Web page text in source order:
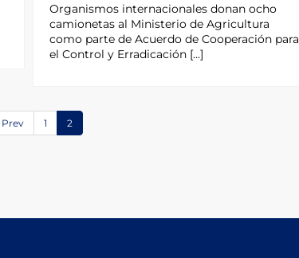
Organismos internacionales donan ocho
camionetas al Ministerio de Agricultura
como parte de Acuerdo de Cooperación para
el Control y Erradicación […]
Prev 1 2